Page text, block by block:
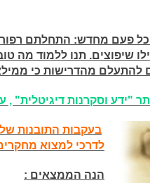
שיפוצים. תנו ללמוד מה
להתעלם מהדרישות כי
"ידע וסקרנות דיגיטלית" ,
בעקבות התובנות
לדרכי למצוא
הנה הממצאים :